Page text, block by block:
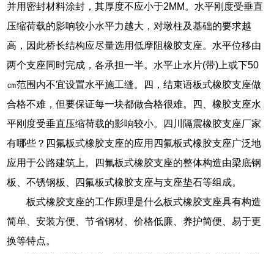
并用密封材料涂封，其厚度不应小于2MM。水平刚度受垂直
压缩荷载的影响较小水平力越大，对墩柱及基础的要求越
高，因此桥长结构应尽量选用低摩阻橡胶支座。水平位移由
两个支座同时完成，各承担一半。水平止水片(带)上或下50
㎝范围内不宜设置水平施工缝。四，结束语板式橡胶支座做
合格不难，但要保证每一块都做合格很难。四、橡胶支座水
平刚度受垂直压缩荷载的影响较小。四川隔震橡胶支座厂家
有哪些？四氟板式橡胶支座的应用四氟板式橡胶支座广泛地
应用于公路建筑上。四氟板式橡胶支座的整体构造由梁底钢
板、不锈钢板、四氟板式橡胶支座与支座垫石等组成。
板式橡胶支座的工作原理是什么板式橡胶支座具有构造
简单、安装方便、节省钢材、价格低廉、养护简便、易于更
换等特点。